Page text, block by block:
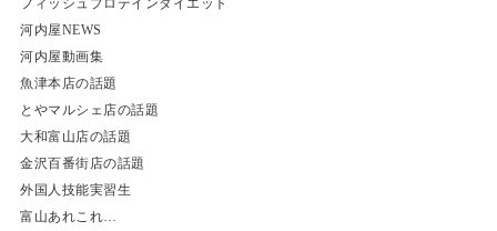
フィッシュプロテインダイエット
河内屋NEWS
河内屋動画集
魚津本店の話題
とやマルシェ店の話題
大和富山店の話題
金沢百番街店の話題
外国人技能実習生
富山あれこれ…